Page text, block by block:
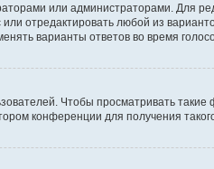
или администраторами. Для
отредактировать любой из
варианты ответов во время
Чтобы просматривать
конференции для получения